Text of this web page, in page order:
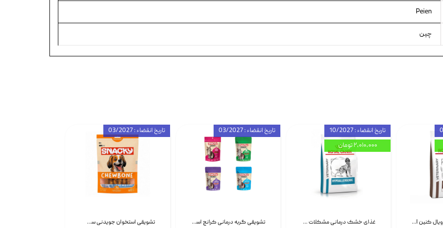
Peien
چین
تشویقی استخوان جویدنی سگ اسنکی کرانچی با طعم مرغ Snacky Crunchy Munchy وزن 100 گرم
تاریخ انقضاء : 03/2027
تشویقی گربه درمانی کرانچ اسنکی با طعم میکس Snacky Crunch Cat Treats وزن 60 گرم بسته 4 عددی
تاریخ انقضاء : 03/2027
غذای خشک درمانی مشکلات گوارشی سگ رویال کنین Royal Canin Hypoallergenic وزن 7 کیلوگرم | پت استوک
تاریخ انقضاء : 10/2027
۲,۰۱۰,۰۰۰ تومان
غذای خشک سگ رویال کنین Royal Canin Gastrointestinal وزن 7.5 کیلوگرم | پت استوک